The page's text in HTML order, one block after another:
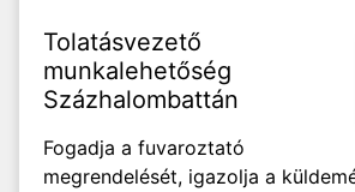
Tolatásvezető
munkalehetőség
Százhalombattán
Fogadja a fuvaroztató
megrendelését, igazolja a